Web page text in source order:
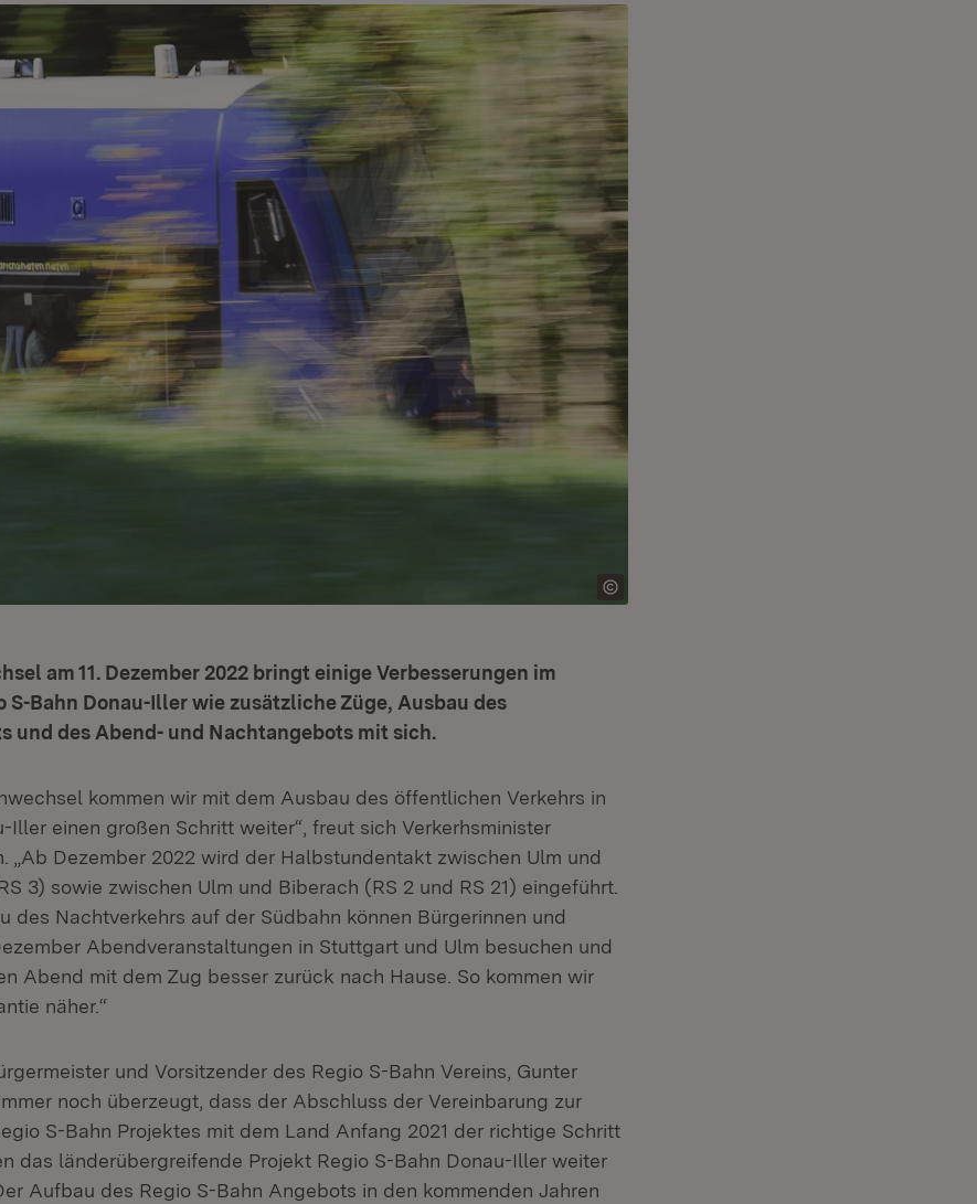
am 11. Dezember 2022 bringt einige Verbesserungen im
S-Bahn Donau-Iller wie zusätzliche Züge, Ausbau des
und des Abend- und Nachtangebots mit sich.
kommen wir mit dem Ausbau des öffentlichen Verkehrs in
Iller einen großen Schritt weiter“, freut sich Verkerhsminister
„Ab Dezember 2022 wird der Halbstundentakt zwischen Ulm und
3) sowie zwischen Ulm und Biberach (RS 2 und RS 21) eingeführt.
des Nachtverkehrs auf der Südbahn können Bürgerinnen und
Abendveranstaltungen in Stuttgart und Ulm besuchen und
Abend mit dem Zug besser zurück nach Hause. So kommen wir
näher.“
und Vorsitzender des Regio S-Bahn Vereins, Gunter
noch überzeugt, dass der Abschluss der Vereinbarung zur
S-Bahn Projektes mit dem Land Anfang 2021 der richtige Schritt
das länderübergreifende Projekt Regio S-Bahn Donau-Iller weiter
Aufbau des Regio S-Bahn Angebots in den kommenden Jahren